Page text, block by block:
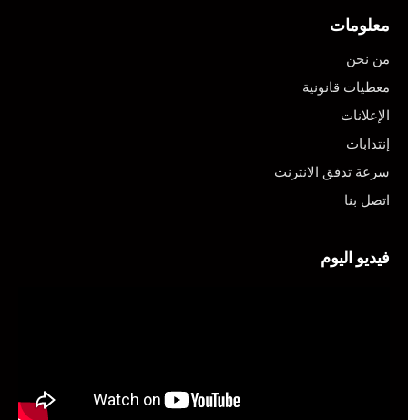
معلومات
من نحن
معطيات قانونية
الإعلانات
إنتدابات
سرعة تدفق الانترنت
اتصل بنا
فيديو اليوم